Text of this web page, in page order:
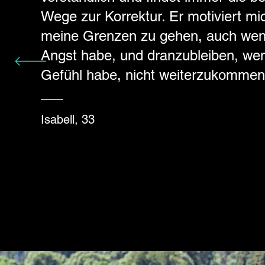
Wege zur Korrektur. Er motiviert
meine Grenzen zu gehen, auch
Angst habe, und dranzubleiben,
Gefühl habe, nicht
Isabell, 33